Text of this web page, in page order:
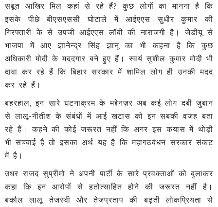
सबूत आखिर मिल कहां से रहे हैं? कुछ लोगों का मानना है कि
इसके पीछे बीएसएससी घोटाले में आईएएस सुधीर कुमार की
गिरफ्तारी के से उपजी आईएएस लॉबी की नाराजगी है। जेडीयू से
भाजपा में आए ज्ञानेन्द्र सिंह ज्ञानू का भी कहना है कि कुछ
अधिकारी मोदी के मददगार बने हुए हैं। स्वयं सुशील कुमार मोदी भी
दावा कर रहे हैं कि बिहार सरकार में शामिल लोग ही उनकी मदद
कर रहे हैं।
बहरहाल, इन सारे घटनाक्रम के मद्देनज़र अब कई लोग दबी जुबान
से लालू-नीतीश के संबंधों में आई खटास को इन सबकी वजह बता
रहे हैं। कहने की कोई जरूरत नहीं कि अगर इस कयास में थोड़ी
भी सच्चाई है तो इसका अर्थ यह है कि महागठबंधन सरकार संकट
में है।
उधर राजद सुप्रीमो ने अपनी पार्टी के सारे प्रवक्ताओं को बुलाकर
कहा कि इन आरोपों से हतोत्साहित होने की जरूरत नहीं है।
बकौल लालू तेजस्वी और तेजप्रताप की बढ़ती लोकप्रियता से